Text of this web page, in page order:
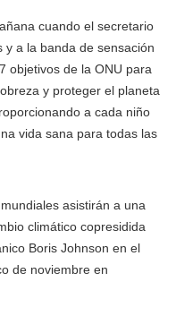
cuando el secretario
a la banda de sensación
objetivos de la ONU para
y proteger el planeta
a cada niño
vida sana para todas las
asistirán a una
climático copresidida
Boris Johnson en el
de noviembre en